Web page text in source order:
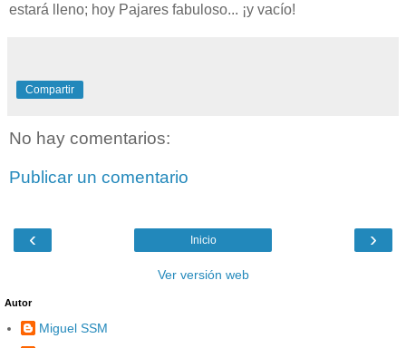
estará lleno; hoy Pajares fabuloso... ¡y vacío!
Compartir
No hay comentarios:
Publicar un comentario
‹ ›
Inicio
Ver versión web
Autor
Miguel SSM